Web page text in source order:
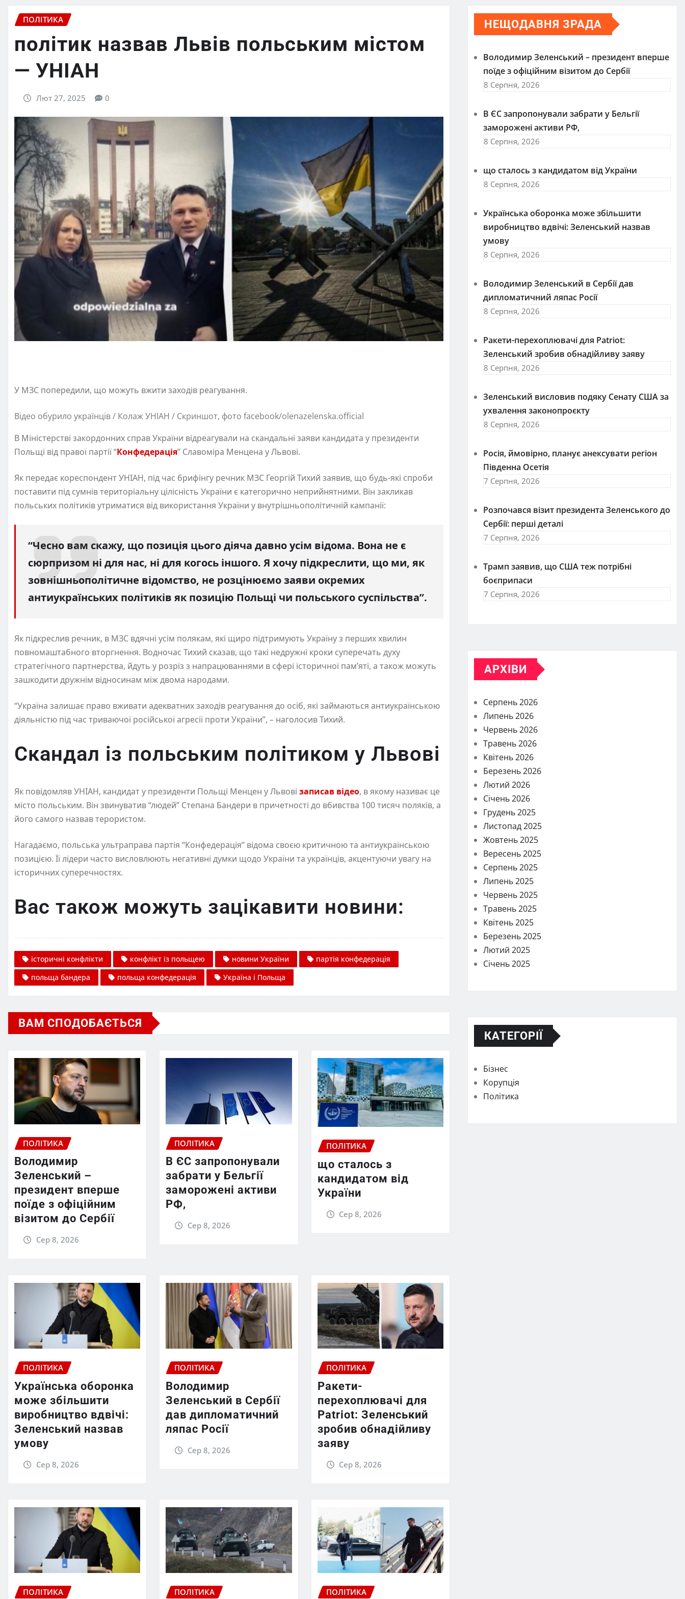
ПОЛІТИКА
політик назвав Львів польським містом
— УНІАН
Лют 27, 2025 0
У МЗС попередили, що можуть вжити заходів реагування.
Відео обурило українців / Колаж УНІАН / Скриншот, фото facebook/olenazelenska.official
В Міністерстві закордонних справ України відреагували на скандальні заяви кандидата у президенти
Польщі від правої партії “Конфедерація” Славоміра Менцена у Львові.
Як передає кореспондент УНІАН, під час брифінгу речник МЗС Георгій Тихий заявив, що будь-які спроби
поставити під сумнів територіальну цілісність України є категорично неприйнятними. Він закликав
польських політиків утриматися від використання України у внутрішньополітичній кампанії:
“Чесно вам скажу, що позиція цього діяча давно усім відома. Вона не є
сюрпризом ні для нас, ні для когось іншого. Я хочу підкреслити, що ми, як
зовнішньополітичне відомство, не розцінюємо заяви окремих
антиукраїнських політиків як позицію Польщі чи польського суспільства”.
Як підкреслив речник, в МЗС вдячні усім полякам, які щиро підтримують Україну з перших хвилин
повномаштабного вторгнення. Водночас Тихий сказав, що такі недружні кроки суперечать духу
стратегічного партнерства, йдуть у розріз з напрацюваннями в сфері історичної пам’яті, а також можуть
зашкодити дружнім відносинам між двома народами.
“Україна залишає право вживати адекватних заходів реагування до осіб, які займаються антиукраїнською
діяльністю під час триваючої російської агресії проти України”, – наголосив Тихий.
Скандал із польським політиком у Львові
Як повідомляв УНІАН, кандидат у президенти Польщі Менцен у Львові записав відео, в якому називає це
місто польським. Він звинуватив “людей” Степана Бандери в причетності до вбивства 100 тисяч поляків, а
його самого назвав терористом.
Нагадаємо, польська ультраправа партія “Конфедерація” відома своєю критичною та антиукраїнською
позицією. Її лідери часто висловлюють негативні думки щодо України та українців, акцентуючи увагу на
історичних суперечностях.
Вас також можуть зацікавити новини:
історичні конфлікти конфлікт із польщею новини України
партія конфедерація
польща бандера
польща конфедерація Україна і Польща
ВАМ СПОДОБАЄТЬСЯ
ПОЛІТИКА
Володимир
Зеленський –
президент вперше
поїде з офіційним
візитом до Сербії
Сер 8, 2026
ПОЛІТИКА
В ЄС запропонували
забрати у Бельгії
заморожені активи
РФ,
Сер 8, 2026
ПОЛІТИКА
що сталось з
кандидатом від
України
Сер 8, 2026
ПОЛІТИКА
Українська оборонка
може збільшити
виробництво вдвічі:
Зеленський назвав
умову
Сер 8, 2026
ПОЛІТИКА
Володимир
Зеленський в Сербії
дав дипломатичний
ляпас Росії
Сер 8, 2026
ПОЛІТИКА
Ракети-
перехоплювачі для
Patriot: Зеленський
зробив обнадійливу
заяву
Сер 8, 2026
ПОЛІТИКА ПОЛІТИКА ПОЛІТИКА
НЕЩОДАВНЯ ЗРАДА
Володимир Зеленський – президент вперше
поїде з офіційним візитом до Сербії
8 Серпня, 2026
В ЄС запропонували забрати у Бельгії
заморожені активи РФ,
8 Серпня, 2026
що сталось з кандидатом від України
8 Серпня, 2026
Українська оборонка може збільшити
виробництво вдвічі: Зеленський назвав
умову
8 Серпня, 2026
Володимир Зеленський в Сербії дав
дипломатичний ляпас Росії
8 Серпня, 2026
Ракети-перехоплювачі для Patriot:
Зеленський зробив обнадійливу заяву
8 Серпня, 2026
Зеленський висловив подяку Сенату США за
ухвалення законопроєкту
8 Серпня, 2026
Росія, ймовірно, планує анексувати регіон
Південна Осетія
7 Серпня, 2026
Розпочався візит президента Зеленського до
Сербії: перші деталі
7 Серпня, 2026
Трамп заявив, що США теж потрібні
боєприпаси
7 Серпня, 2026
АРХІВИ
Серпень 2026
Липень 2026
Червень 2026
Травень 2026
Квітень 2026
Березень 2026
Лютий 2026
Січень 2026
Грудень 2025
Листопад 2025
Жовтень 2025
Вересень 2025
Серпень 2025
Липень 2025
Червень 2025
Травень 2025
Квітень 2025
Березень 2025
Лютий 2025
Січень 2025
КАТЕГОРІЇ
Бізнес
Корупція
Політика